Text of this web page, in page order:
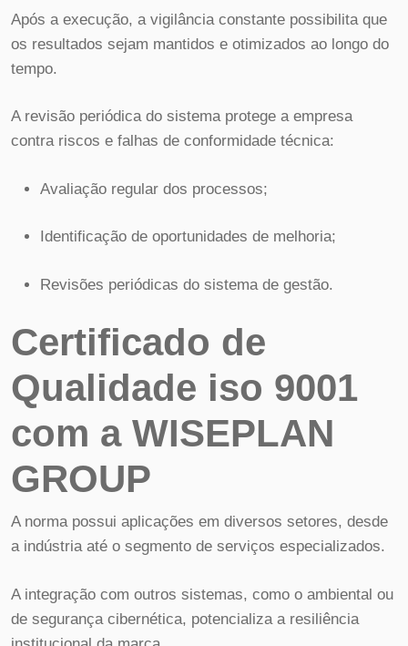
Após a execução, a vigilância constante possibilita que
os resultados sejam mantidos e otimizados ao longo do
tempo.
A revisão periódica do sistema protege a empresa
contra riscos e falhas de conformidade técnica:
Avaliação regular dos processos;
Identificação de oportunidades de melhoria;
Revisões periódicas do sistema de gestão.
Certificado de
Qualidade iso 9001
com a WISEPLAN
GROUP
A norma possui aplicações em diversos setores, desde
a indústria até o segmento de serviços especializados.
A integração com outros sistemas, como o ambiental ou
de segurança cibernética, potencializa a resiliência